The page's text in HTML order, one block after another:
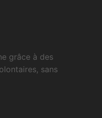
grâce à des
sans